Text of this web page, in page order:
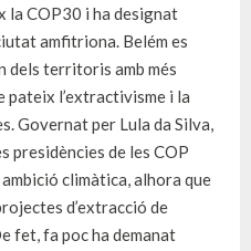
la COP30 i ha designat
amfitriona. Belém es
dels territoris amb més
l’extractivisme i la
Governat per Lula da Silva,
presidències de les COP
climàtica, alhora que
d’extracció de
fet, fa poc ha demanat